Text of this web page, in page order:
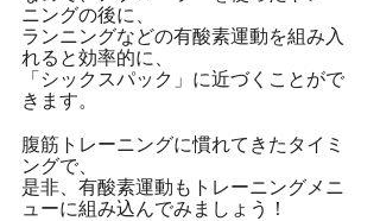
ニングの後に、
ランニングなどの有酸素運動を組み入
れると効率的に、
「シックスパック」に近づくことがで
きます。
腹筋トレーニングに慣れてきたタイミ
ングで、
是非、有酸素運動もトレーニングメニ
ューに組み込んでみましょう！